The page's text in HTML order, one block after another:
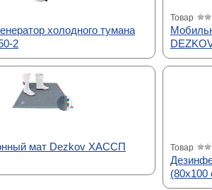
холодного тумана
2
Товар
мат Dezkov ХАССП
Товар
(80х100